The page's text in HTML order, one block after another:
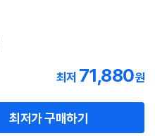
최저 71,880원
최저가 구매하기